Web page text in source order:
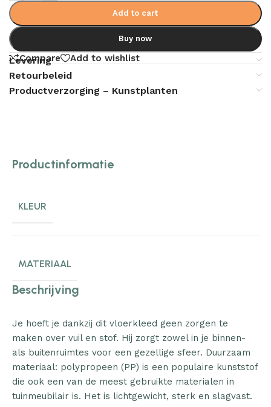
Add to cart
Buy now
Compare Add to wishlist
Levering
Retourbeleid
Productverzorging – Kunstplanten
Productinformatie
KLEUR
MATERIAAL
Beschrijving
Je hoeft je dankzij dit vloerkleed geen zorgen te
maken over vuil en stof. Hij zorgt zowel in je binnen-
als buitenruimtes voor een gezellige sfeer. Duurzaam
materiaal: polypropeen (PP) is een populaire kunststof
die ook een van de meest gebruikte materialen in
tuinmeubilair is. Het is lichtgewicht, sterk en slagvast.